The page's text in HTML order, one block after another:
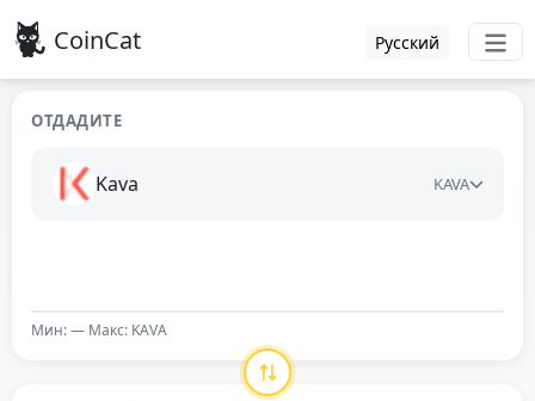
CoinCat Русский
ОТДАДИТЕ
Kava KAVA
Мин: — Макс: KAVA